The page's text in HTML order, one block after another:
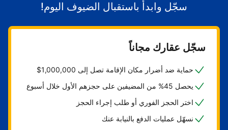
سجّل وابدأ باستقبال الضيوف اليوم!
سجّل عقارك مجاناً
حماية ضد أضرار مكان الإقامة تصل إلى 1,000,000$
يحصل 45% من المضيفين على حجزهم الأول خلال أسبوع
اختر الحجز الفوري أو طلب إجراء الحجز
نسهّل عمليات الدفع بالنيابة عنك